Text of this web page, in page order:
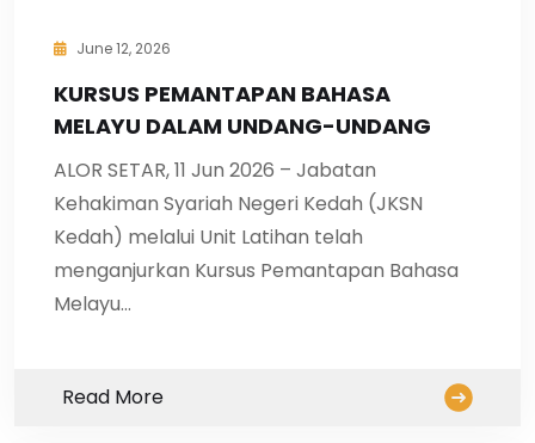
June 12, 2026
KURSUS PEMANTAPAN BAHASA
MELAYU DALAM UNDANG-UNDANG
ALOR SETAR, 11 Jun 2026 – Jabatan
Kehakiman Syariah Negeri Kedah (JKSN
Kedah) melalui Unit Latihan telah
menganjurkan Kursus Pemantapan Bahasa
Melayu…
Read More